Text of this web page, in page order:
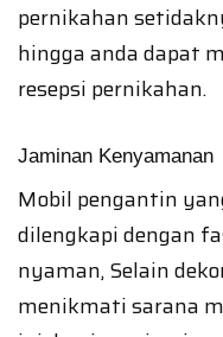
pernikahan
hingga anda dapat
resepsi pernikahan.
Jaminan Kenyamanan
Mobil pengantin
dilengkapi dengan
nyaman, Selain
menikmati sarana